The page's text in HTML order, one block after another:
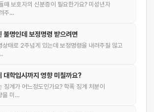
때 보호자의 신분증이 필요한가요? 미성년자
주…
불명인데 보정명령 받으려면
상태로 2주넘게 있는데 보정명령을 내려주질 않고
대학입시까지 영향 미칠까요?
징계가 어느정도인가요? 학폭 징계 처분이
을 미…